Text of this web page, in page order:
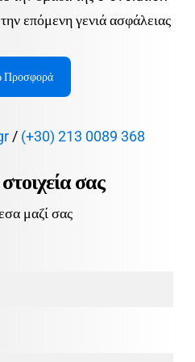
επόμενη γενιά ασφάλειας
Προσφορά
/ (+30) 213 0089 368
σας
μαζί σας